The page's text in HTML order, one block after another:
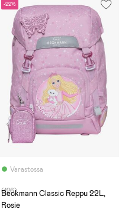
-22%
Varastossa
(126)
Beckmann Classic Reppu 22L,
Rosie